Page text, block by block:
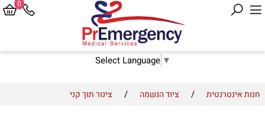
Select Language ▼
0
חנות אינטרנטית / ציוד הנשמה / צינור תוך קני